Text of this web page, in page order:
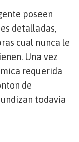
poseen
detalladas,
cual nunca le
Una vez
requerida
de
todavia